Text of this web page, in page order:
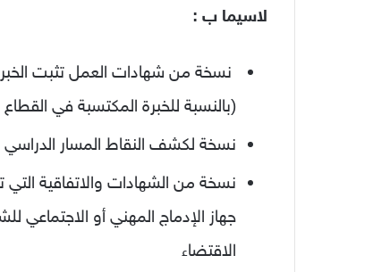
لاسيما ب :
نسخة من شهادات العمل تثبت
(بالنسبة للخبرة المكتسبة في
نسخة لكشف النقاط المسار الدراسي
نسخة من الشهادات والاتفاقية
جهاز الإدماج المهني أو
الاقتضاء